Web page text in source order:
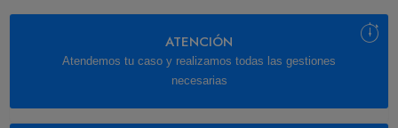
ATENCIÓN
Atendemos tu caso y realizamos todas las gestiones
necesarias